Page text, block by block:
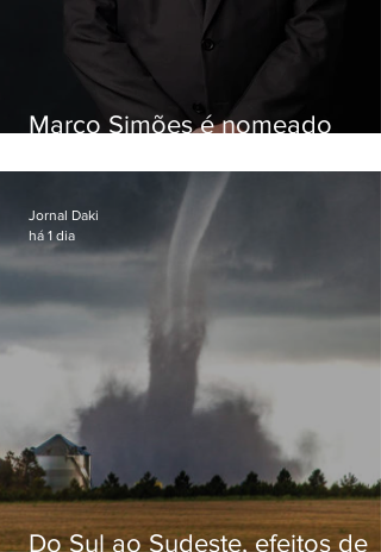
Marco Simões é nomeado
Do Sul ao Sudeste, efeitos de
Jornal Daki
há 1 dia